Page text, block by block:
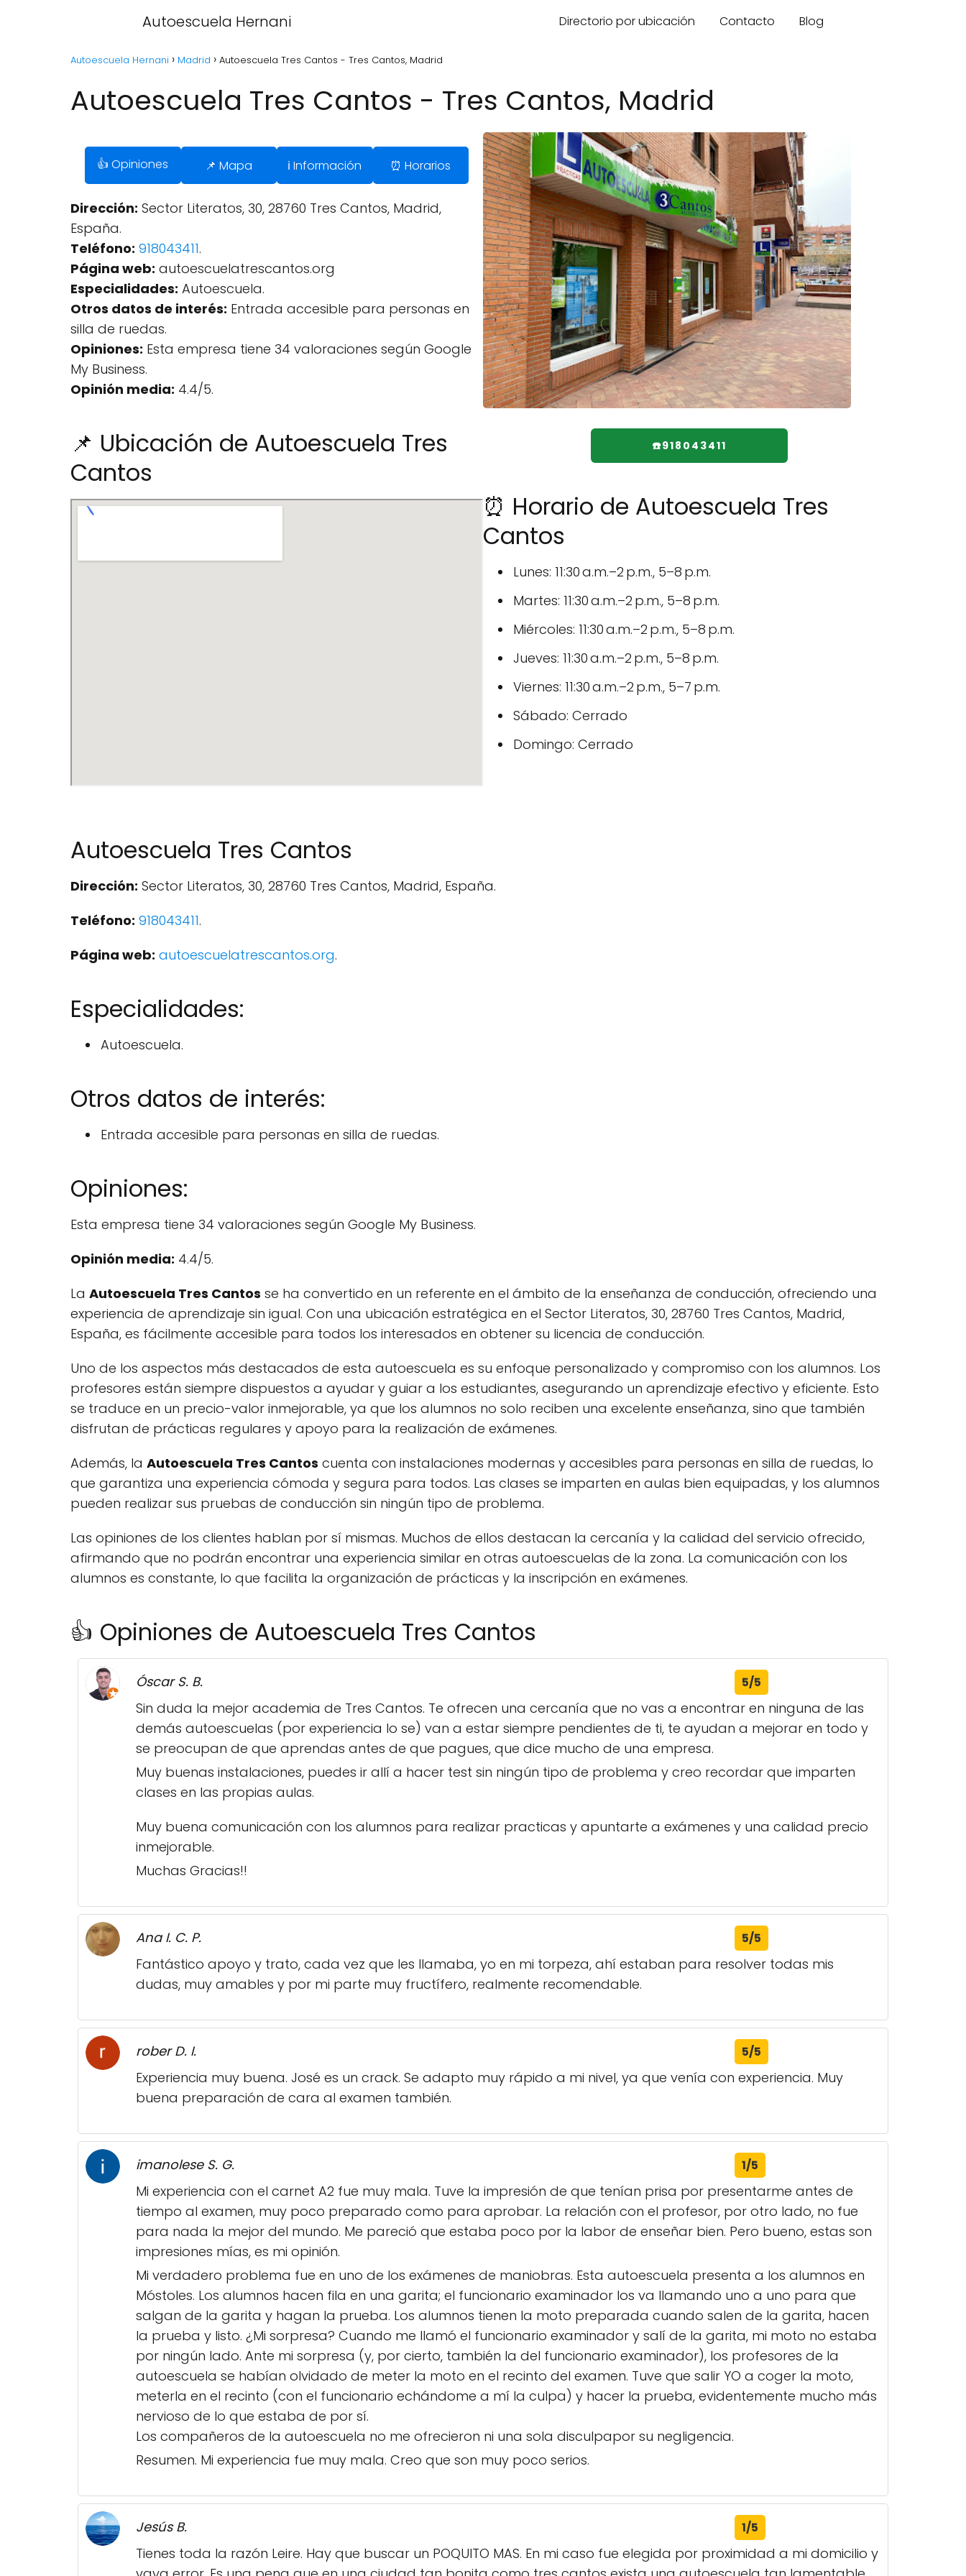
Autoescuela Hernani Directorio por ubicación Contacto Blog
Autoescuela Hernani Madrid Autoescuela Tres Cantos - Tres Cantos, Madrid
Autoescuela Tres Cantos - Tres Cantos, Madrid
👍 Opiniones 📌 Mapa ℹ️ Información ⏰ Horarios
Dirección: Sector Literatos, 30, 28760 Tres Cantos, Madrid,
España.
Teléfono: 918043411.
Página web: autoescuelatrescantos.org
Especialidades: Autoescuela.
Otros datos de interés: Entrada accesible para personas en
silla de ruedas.
Opiniones: Esta empresa tiene 34 valoraciones según Google
My Business.
Opinión media: 4.4/5.
📌 Ubicación de Autoescuela Tres
Cantos
☎️918043411
⏰ Horario de Autoescuela Tres
Cantos
Lunes: 11:30 a.m.–2 p.m., 5–8 p.m.
Martes: 11:30 a.m.–2 p.m., 5–8 p.m.
Miércoles: 11:30 a.m.–2 p.m., 5–8 p.m.
Jueves: 11:30 a.m.–2 p.m., 5–8 p.m.
Viernes: 11:30 a.m.–2 p.m., 5–7 p.m.
Sábado: Cerrado
Domingo: Cerrado
Autoescuela Tres Cantos
Dirección: Sector Literatos, 30, 28760 Tres Cantos, Madrid, España.
Teléfono: 918043411.
Página web: autoescuelatrescantos.org.
Especialidades:
Autoescuela.
Otros datos de interés:
Entrada accesible para personas en silla de ruedas.
Opiniones:
Esta empresa tiene 34 valoraciones según Google My Business.
Opinión media: 4.4/5.
La Autoescuela Tres Cantos se ha convertido en un referente en el ámbito de la enseñanza de conducción, ofreciendo una
experiencia de aprendizaje sin igual. Con una ubicación estratégica en el Sector Literatos, 30, 28760 Tres Cantos, Madrid,
España, es fácilmente accesible para todos los interesados en obtener su licencia de conducción.
Uno de los aspectos más destacados de esta autoescuela es su enfoque personalizado y compromiso con los alumnos. Los
profesores están siempre dispuestos a ayudar y guiar a los estudiantes, asegurando un aprendizaje efectivo y eficiente. Esto
se traduce en un precio-valor inmejorable, ya que los alumnos no solo reciben una excelente enseñanza, sino que también
disfrutan de prácticas regulares y apoyo para la realización de exámenes.
Además, la Autoescuela Tres Cantos cuenta con instalaciones modernas y accesibles para personas en silla de ruedas, lo
que garantiza una experiencia cómoda y segura para todos. Las clases se imparten en aulas bien equipadas, y los alumnos
pueden realizar sus pruebas de conducción sin ningún tipo de problema.
Las opiniones de los clientes hablan por sí mismas. Muchos de ellos destacan la cercanía y la calidad del servicio ofrecido,
afirmando que no podrán encontrar una experiencia similar en otras autoescuelas de la zona. La comunicación con los
alumnos es constante, lo que facilita la organización de prácticas y la inscripción en exámenes.
👍 Opiniones de Autoescuela Tres Cantos
Óscar S. B. 5/5
Sin duda la mejor academia de Tres Cantos. Te ofrecen una cercanía que no vas a encontrar en ninguna de las
demás autoescuelas (por experiencia lo se) van a estar siempre pendientes de ti, te ayudan a mejorar en todo y
se preocupan de que aprendas antes de que pagues, que dice mucho de una empresa.
Muy buenas instalaciones, puedes ir allí a hacer test sin ningún tipo de problema y creo recordar que imparten
clases en las propias aulas.
Muy buena comunicación con los alumnos para realizar practicas y apuntarte a exámenes y una calidad precio
inmejorable.
Muchas Gracias!!
Ana I. C. P. 5/5
Fantástico apoyo y trato, cada vez que les llamaba, yo en mi torpeza, ahí estaban para resolver todas mis
dudas, muy amables y por mi parte muy fructífero, realmente recomendable.
rober D. I. 5/5
Experiencia muy buena. José es un crack. Se adapto muy rápido a mi nivel, ya que venía con experiencia. Muy
buena preparación de cara al examen también.
imanolese S. G. 1/5
Mi experiencia con el carnet A2 fue muy mala. Tuve la impresión de que tenían prisa por presentarme antes de
tiempo al examen, muy poco preparado como para aprobar. La relación con el profesor, por otro lado, no fue
para nada la mejor del mundo. Me pareció que estaba poco por la labor de enseñar bien. Pero bueno, estas son
impresiones mías, es mi opinión.
Mi verdadero problema fue en uno de los exámenes de maniobras. Esta autoescuela presenta a los alumnos en
Móstoles. Los alumnos hacen fila en una garita; el funcionario examinador los va llamando uno a uno para que
salgan de la garita y hagan la prueba. Los alumnos tienen la moto preparada cuando salen de la garita, hacen
la prueba y listo. ¿Mi sorpresa? Cuando me llamó el funcionario examinador y salí de la garita, mi moto no estaba
por ningún lado. Ante mi sorpresa (y, por cierto, también la del funcionario examinador), los profesores de la
autoescuela se habían olvidado de meter la moto en el recinto del examen. Tuve que salir YO a coger la moto,
meterla en el recinto (con el funcionario echándome a mí la culpa) y hacer la prueba, evidentemente mucho más
nervioso de lo que estaba de por sí.
Los compañeros de la autoescuela no me ofrecieron ni una sola disculpapor su negligencia.
Resumen. Mi experiencia fue muy mala. Creo que son muy poco serios.
Jesús B. 1/5
Tienes toda la razón Leire. Hay que buscar un POQUITO MAS. En mi caso fue elegida por proximidad a mi domicilio y